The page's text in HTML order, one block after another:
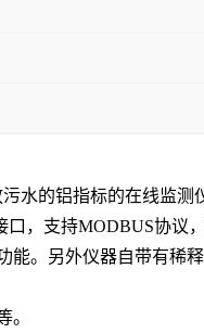
水的铝指标的在线监
口，支持MODBUS协
。另外仪器自带有稀
。